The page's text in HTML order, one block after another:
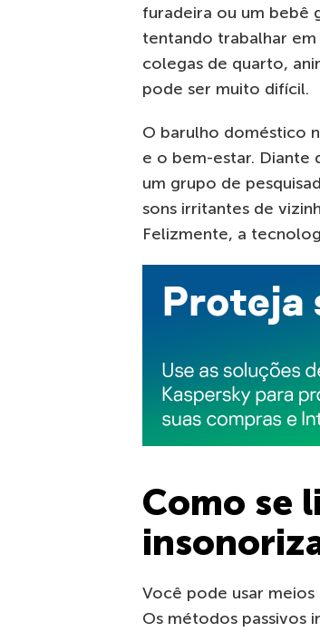
furadeira ou um bebê
tentando trabalhar
colegas de quarto,
pode ser muito difícil.
O barulho doméstico
e o bem-estar. Diante
um grupo de
sons irritantes de
Felizmente, a
Como se
Você pode usar
Os métodos passivos